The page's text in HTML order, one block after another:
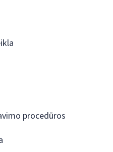
procedūros